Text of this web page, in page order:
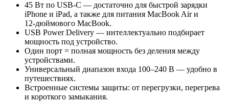
45 Вт по USB‑C — достаточно для быстрой зарядки
iPhone и iPad, а также для питания MacBook Air и
12‑дюймового MacBook.
USB Power Delivery — интеллектуально подбирает
мощность под устройство.
Один порт = полная мощность без деления между
устройствами.
Универсальный диапазон входа 100–240 В — удобно в
путешествиях.
Встроенные системы защиты: от перегрузки, перегрева
и короткого замыкания.